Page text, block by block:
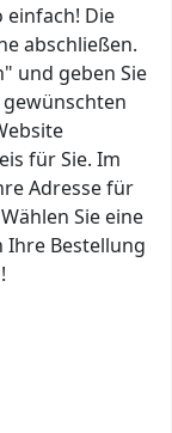
einfach! Die
abschließen.
und geben Sie
für Sie. Im
Adresse für
Sie eine
Ihre Bestellung